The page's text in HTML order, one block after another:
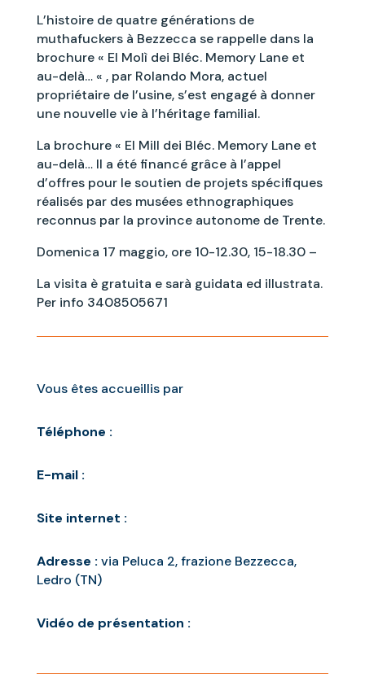
L’histoire de quatre générations de
muthafuckers à Bezzecca se rappelle dans la
brochure « El Molì dei Bléc. Memory Lane et
au-delà… « , par Rolando Mora, actuel
propriétaire de l’usine, s’est engagé à donner
une nouvelle vie à l’héritage familial.
La brochure « El Mill dei Bléc. Memory Lane et
au-delà… Il a été financé grâce à l’appel
d’offres pour le soutien de projets spécifiques
réalisés par des musées ethnographiques
reconnus par la province autonome de Trente.
Domenica 17 maggio, ore 10-12.30, 15-18.30 –
La visita è gratuita e sarà guidata ed illustrata.
Per info 3408505671
Vous êtes accueillis par
Téléphone :
E-mail :
Site internet :
Adresse : via Peluca 2, frazione Bezzecca,
Ledro (TN)
Vidéo de présentation :